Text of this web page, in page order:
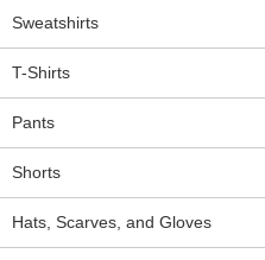
Sweatshirts
T-Shirts
Pants
Shorts
Hats, Scarves, and Gloves